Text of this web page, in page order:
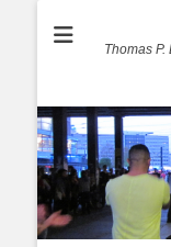
Thomas